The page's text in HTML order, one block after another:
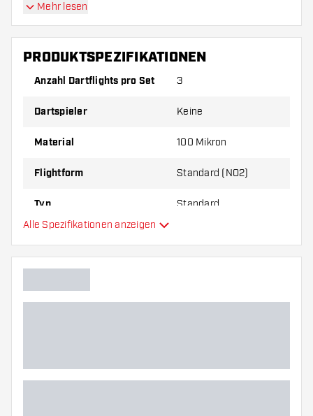
Sorgen Sie für genügend Ersatz Flights und
abnutzen oder brechen.
Material oder eine andere Dicke der Flights aus,
um herauszufinden, welche Variante am besten
Mehr lesen
PRODUKTSPEZIFIKATIONEN
Anzahl Dartflights pro Set 3
Dartspieler Keine
Material 100 Mikron
Flightform Standard (NO2)
Typ Standard
Hauptfarbe
Alle Spezifikationen anzeigen